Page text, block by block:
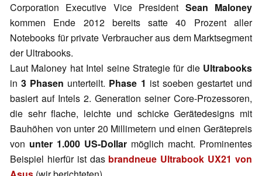
Corporation Executive Vice President Sean Maloney
kommen Ende 2012 bereits satte 40 Prozent aller
Notebooks für private Verbraucher aus dem Marktsegment
der Ultrabooks.
Laut Maloney hat Intel seine Strategie für die Ultrabooks
in3 Phasen unterteilt. Phase 1 ist soeben gestartet und
basiert auf Intels 2. Generation seiner Core-Prozessoren,
die sehr flache, leichte und schicke Gerätedesigns mit
Bauhöhen von unter 20 Millimetern und einen Gerätepreis
von unter 1.000 US-Dollar möglich macht. Prominentes
Beispiel hierfür ist dasbrandneue Ultrabook UX21 von